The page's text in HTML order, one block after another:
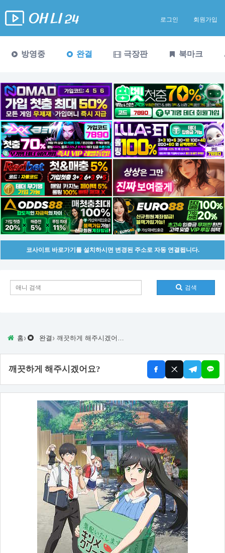
로그인 회원가입
방영중 완결 극장판 북마크
코사이트 바로가기를 설치하시면 변경된 주소로 자동 연결됩니다.
검색
홈› 완결 › 깨끗하게 해주시겠어요?
깨끗하게 해주시겠어요?